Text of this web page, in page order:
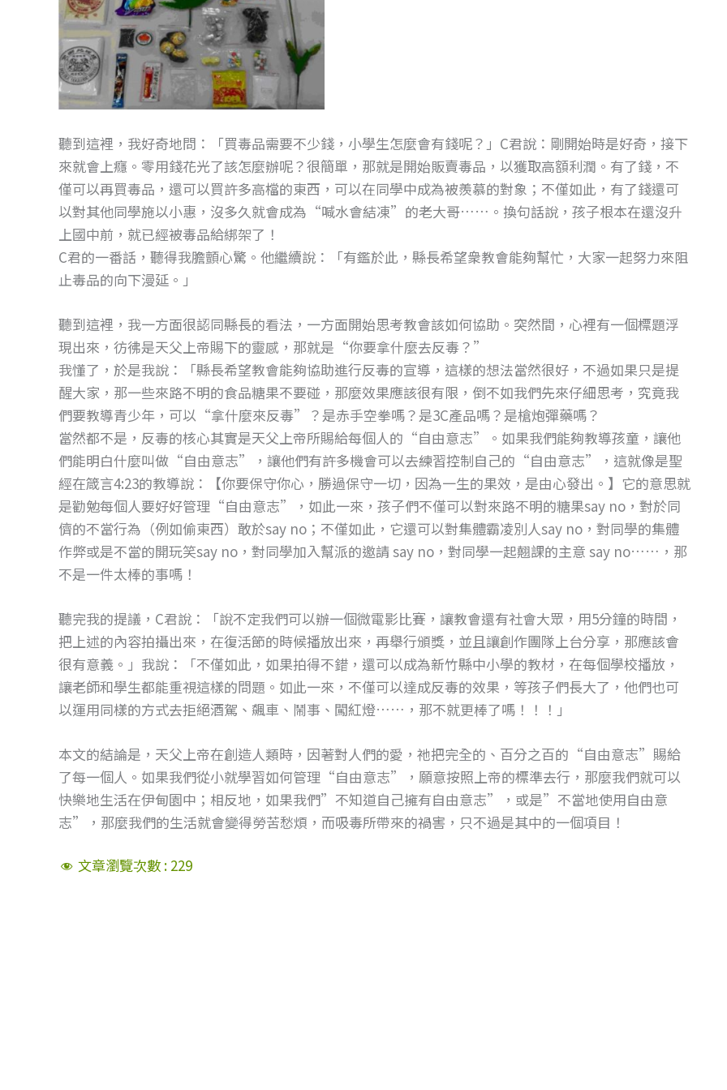
聽到這裡，我好奇地問：「買毒品需要不少錢，小學生怎麼會有錢呢？」C君說：剛開始時是好奇，接下
來就會上癮。零用錢花光了該怎麼辦呢？很簡單，那就是開始販賣毒品，以獲取高額利潤。有了錢，不
僅可以再買毒品，還可以買許多高檔的東西，可以在同學中成為被羨慕的對象；不僅如此，有了錢還可
以對其他同學施以小惠，沒多久就會成為“喊水會結凍”的老大哥……。換句話說，孩子根本在還沒升
上國中前，就已經被毒品給綁架了！
C君的一番話，聽得我膽顫心驚。他繼續說：「有鑑於此，縣長希望衆教會能夠幫忙，大家一起努力來阻
止毒品的向下漫延。」
聽到這裡，我一方面很認同縣長的看法，一方面開始思考教會該如何協助。突然間，心裡有一個標題浮
現出來，彷彿是天父上帝賜下的靈感，那就是“你要拿什麼去反毒？”
我懂了，於是我說：「縣長希望教會能夠協助進行反毒的宣導，這樣的想法當然很好，不過如果只是提
醒大家，那一些來路不明的食品糖果不要碰，那麼效果應該很有限，倒不如我們先來仔細思考，究竟我
們要教導青少年，可以“拿什麼來反毒”？是赤手空拳嗎？是3C產品嗎？是槍炮彈藥嗎？
當然都不是，反毒的核心其實是天父上帝所賜給每個人的“自由意志”。如果我們能夠教導孩童，讓他
們能明白什麼叫做“自由意志”，讓他們有許多機會可以去練習控制自己的“自由意志”，這就像是聖
經在箴言4:23的教導說：【你要保守你心，勝過保守一切，因為一生的果效，是由心發出。】它的意思就
是勸勉每個人要好好管理“自由意志”，如此一來，孩子們不僅可以對來路不明的糖果say no，對於同
儕的不當行為（例如偷東西）敢於say no；不僅如此，它還可以對集體霸凌別人say no，對同學的集體
作弊或是不當的開玩笑say no，對同學加入幫派的邀請 say no，對同學一起翹課的主意 say no……，那
不是一件太棒的事嗎！
聽完我的提議，C君說：「說不定我們可以辦一個微電影比賽，讓教會還有社會大眾，用5分鐘的時間，
把上述的內容拍攝出來，在復活節的時候播放出來，再舉行頒獎，並且讓創作團隊上台分享，那應該會
很有意義。」我說：「不僅如此，如果拍得不錯，還可以成為新竹縣中小學的教材，在每個學校播放，
讓老師和學生都能重視這樣的問題。如此一來，不僅可以達成反毒的效果，等孩子們長大了，他們也可
以運用同樣的方式去拒絕酒駕、飆車、鬧事、闖紅燈……，那不就更棒了嗎！！！」
本文的結論是，天父上帝在創造人類時，因著對人們的愛，祂把完全的、百分之百的“自由意志”賜給
了每一個人。如果我們從小就學習如何管理“自由意志”，願意按照上帝的標準去行，那麼我們就可以
快樂地生活在伊甸園中；相反地，如果我們”不知道自己擁有自由意志”，或是”不當地使用自由意
志”，那麼我們的生活就會變得勞苦愁煩，而吸毒所帶來的禍害，只不過是其中的一個項目！
文章瀏覽次數 : 229